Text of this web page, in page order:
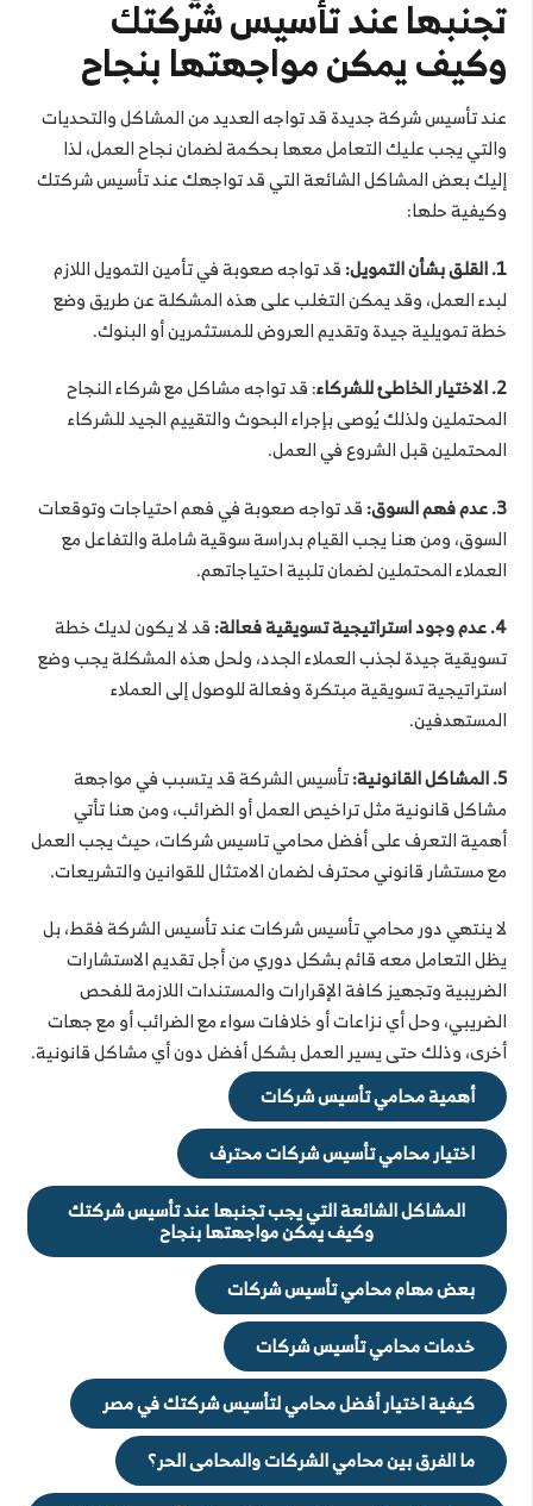
تجنبها عند تأسيس شركتك
وكيف يمكن مواجهتها بنجاح
عند تأسيس شركة جديدة قد تواجه العديد من المشاكل والتحديات
والتي يجب عليك التعامل معها بحكمة لضمان نجاح العمل، لذا
إليك بعض المشاكل الشائعة التي قد تواجهك عند تأسيس شركتك
وكيفية حلها:
1. القلق بشأن التمويل:قد تواجه صعوبة في تأمين التمويل اللازم
لبدء العمل، وقد يمكن التغلب على هذه المشكلة عن طريق وضع
خطة تمويلية جيدة وتقديم العروض للمستثمرين أو البنوك.
2. الاختيار الخاطئ للشركاء
: قد تواجه مشاكل مع شركاء النجاح
المحتملين ولذلك يُوصى بإجراء البحوث والتقييم الجيد للشركاء
المحتملين قبل الشروع في العمل.
3. عدم فهم السوق:
قد تواجه صعوبة في فهم احتياجات وتوقعات
السوق، ومن هنا يجب القيام بدراسة سوقية شاملة والتفاعل مع
العملاء المحتملين لضمان تلبية احتياجاتهم.
4. عدم وجود استراتيجية تسويقية فعالة:
قد لا يكون لديك خطة
تسويقية جيدة لجذب العملاء الجدد، ولحل هذه المشكلة يجب وضع
استراتيجية تسويقية مبتكرة وفعالة للوصول إلى العملاء
المستهدفين.
5. المشاكل القانونية:
تأسيس الشركة قد يتسبب في مواجهة
مشاكل قانونية مثل تراخيص العمل أو الضرائب، ومن هنا تأتي
أهمية التعرف على أفضل محامي تاسيس شركات، حيث يجب العمل
مع مستشار قانوني محترف لضمان الامتثال للقوانين والتشريعات.
لا ينتهي دور محامي تأسيس شركات عند تأسيس الشركة فقط، بل
يظل التعامل معه قائم بشكل دوري من أجل تقديم الاستشارات
الضريبية وتجهيز كافة الإقرارات والمستندات اللازمة للفحص
الضريبي، وحل أي نزاعات أو خلافات سواء مع الضرائب أو مع جهات
أخرى، وذلك حتى يسير العمل بشكل أفضل دون أي مشاكل قانونية.
أهمية محامي تأسيس شركات
اختيار محامي تأسيس شركات محترف
المشاكل الشائعة التي يجب تجنبها عند تأسيس شركتك
وكيف يمكن مواجهتها بنجاح
بعض مهام محامي تأسيس شركات
خدمات محامي تأسيس شركات
كيفية اختيار أفضل محامي لتأسيس شركتك في مصر
ما الفرق بين محامي الشركات والمحامى الحر؟